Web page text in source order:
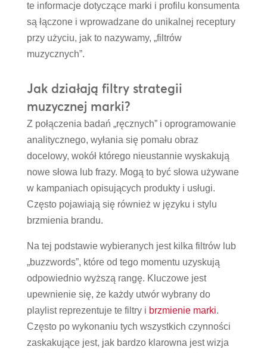
te informacje dotyczące marki i profilu konsumenta
są łączone i wprowadzane do unikalnej receptury
przy użyciu, jak to nazywamy, „filtrów
muzycznych”.
Jak działają filtry strategii
muzycznej marki?
Z połączenia badań „ręcznych” i oprogramowanie
analitycznego, wyłania się pomału obraz
docelowy, wokół którego nieustannie wyskakują
nowe słowa lub frazy. Mogą to być słowa używane
w kampaniach opisujących produkty i usługi.
Często pojawiają się również w języku i stylu
brzmienia brandu.
Na tej podstawie wybieranych jest kilka filtrów lub
„buzzwords”, które od tego momentu uzyskują
odpowiednio wyższą rangę. Kluczowe jest
upewnienie się, że każdy utwór wybrany do
playlist reprezentuje te filtry i brzmienie marki.
Często po wykonaniu tych wszystkich czynności
zaskakujące jest, jak bardzo klarowna jest wizja